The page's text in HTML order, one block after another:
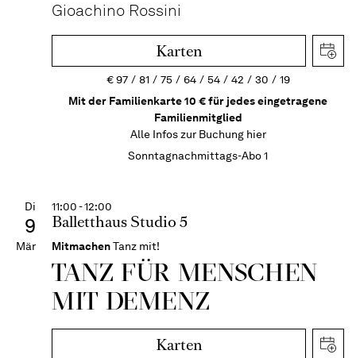
Gioachino Rossini
Karten
€97 81 75 64 54 42 30
19
Mit der Familienkarte 10 € für jedes eingetragene
Familienmitglied
Alle Infos zur Buchung hier
Sonntagnachmittags-Abo 1
Di
9
Mär
11:00 - 12:00
Balletthaus Studio 5
MitmachenTanz mit!
TANZ FÜR MENSCHEN
MIT DEMENZ
Karten